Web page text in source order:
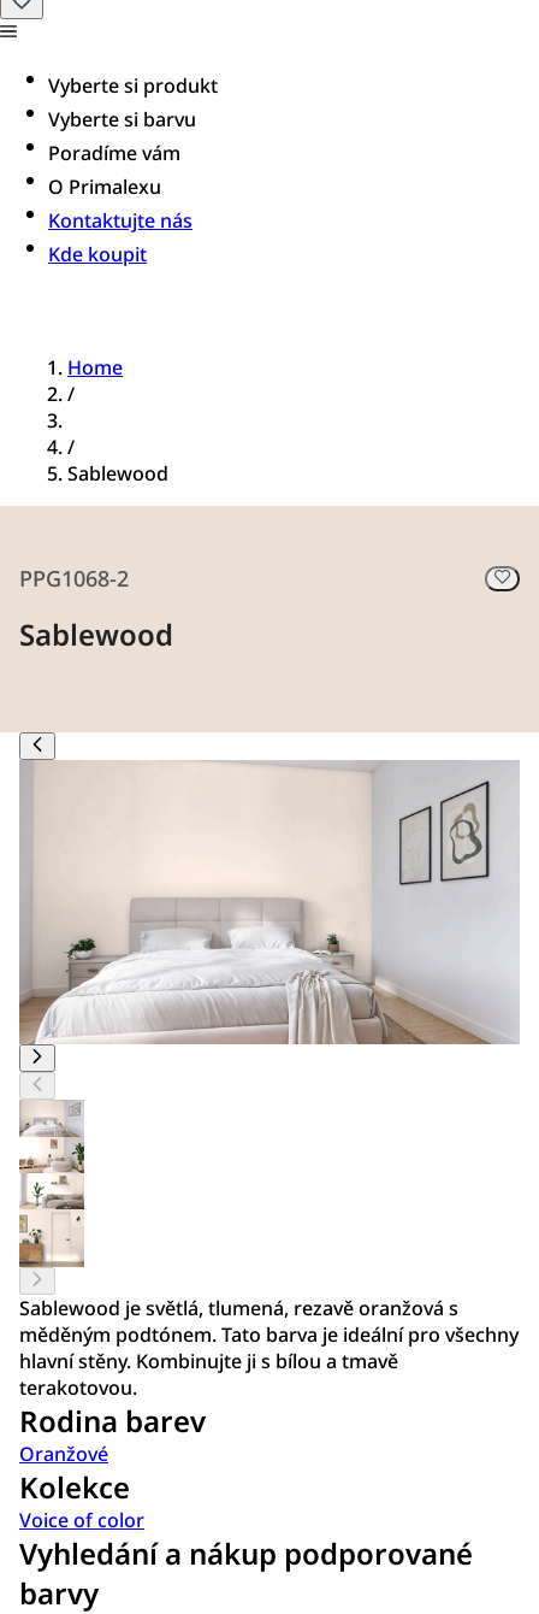
Vyberte si produkt
Vyberte si barvu
Poradíme vám​
O Primalexu
Kontaktujte nás
Kde koupit
Home
/
/
Sablewood
PPG1068-2
Sablewood
Sablewood je světlá, tlumená, rezavě oranžová s
měděným podtónem. Tato barva je ideální pro všechny
hlavní stěny. Kombinujte ji s bílou a tmavě
terakotovou.
Rodina barev
Oranžové
Kolekce
Voice of color
Vyhledání a nákup podporované
barvy